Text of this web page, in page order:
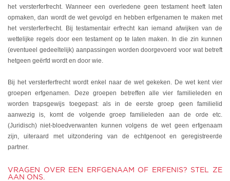
het versterferfrecht. Wanneer een overledene geen testament heeft laten
opmaken, dan wordt de wet gevolgd en hebben erfgenamen te maken met
het versterferfrecht. Bij testamentair erfrecht kan iemand afwijken van de
wettelijke regels door een testament op te laten maken. In die zin kunnen
(eventueel gedeeltelijk) aanpassingen worden doorgevoerd voor wat betreft
hetgeen geërfd wordt en door wie.
Bij het versterferfrecht wordt enkel naar de wet gekeken. De wet kent vier
groepen erfgenamen. Deze groepen betreffen alle vier familieleden en
worden trapsgewijs toegepast: als in de eerste groep geen familielid
aanwezig is, komt de volgende groep familieleden aan de orde etc.
(Juridisch) niet-bloedverwanten kunnen volgens de wet geen erfgenaam
zijn, uiteraard met uitzondering van de echtgenoot en geregistreerde
partner.
VRAGEN OVER EEN ERFGENAAM OF ERFENIS? STEL ZE
AAN ONS.